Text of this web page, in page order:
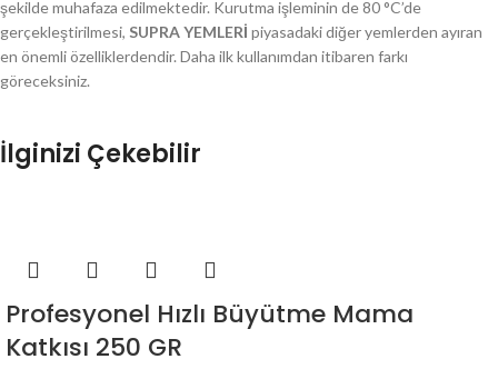
şekilde muhafaza edilmektedir. Kurutma işleminin de 80 °C’de
gerçekleştirilmesi, SUPRA YEMLERİ piyasadaki diğer yemlerden ayıran
en önemli özelliklerdendir. Daha ilk kullanımdan itibaren farkı
göreceksiniz.
İlginizi Çekebilir
Profesyonel Hızlı Büyütme Mama
Katkısı 250 GR